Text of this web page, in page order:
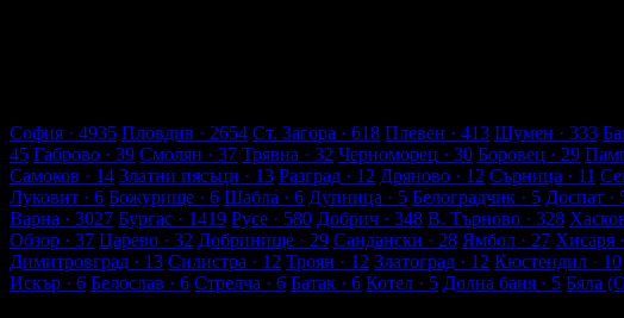
София · 4935 Пловдив · 2654 Ст. Загора · 618 Плевен · 413 Шумен · 333
45 Габрово · 39 Смолян · 37 Трявна · 32 Черноморец · 30 Боровец · 29
Самоков · 14 Златни пясъци · 13 Разград · 12 Дряново · 12 Сърница · 11
Луковит · 6 Божурище · 6 Шабла · 6 Дупница · 5 Белоградчик · 5 Доспат ·
Варна · 3027 Бургас · 1419 Русе · 580 Добрич · 348 В. Търново · 328
Обзор · 37 Царево · 32 Добринище · 29 Сандански · 28 Ямбол · 27 Хисаря
Димитровград · 13 Силистра · 12 Троян · 12 Златоград · 12 Кюстендил · 10
Искър · 6 Белослав · 6 Стрелча · 6 Батак · 6 Котел · 5 Долна баня · 5 Бяла